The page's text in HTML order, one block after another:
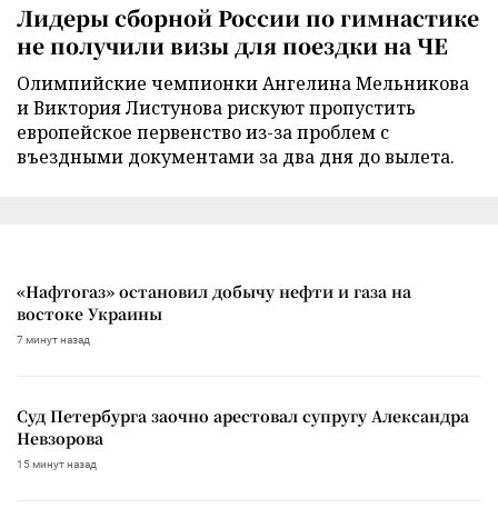
Лидеры сборной России по гимнастике
не получили визы для поездки на ЧЕ
Олимпийские чемпионки Ангелина Мельникова
и Виктория Листунова рискуют пропустить
европейское первенство из-за проблем с
въездными документами за два дня до вылета.
«Нафтогаз» остановил добычу нефти и газа на
востоке Украины
7 минут назад
Суд Петербурга заочно арестовал супругу Александра
Невзорова
15 минут назад